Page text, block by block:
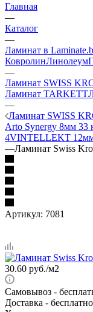
Главная
—
Каталог
—
Ламинат в
КовролинЛинолеум
—
Ламинат SWISS
Ламинат TARKETT
—
Ламинат SWISS
Arto Synergy 8мм 33
4VINTELLEKT 12мм
—Ламинат Swiss
Артикул: 7081
30.60 руб./м2
Самовывоз -
Доставка -